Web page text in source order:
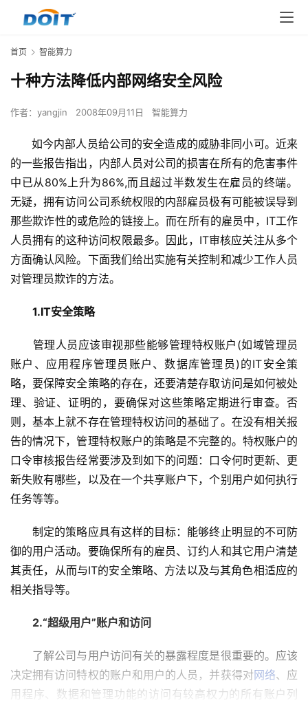
首页 智能算力
十种方法降低内部网络安全风险
作者： yangjin 2008年09月11日 智能算力
如今内部人员给公司的安全造成的威胁非同小可。近来
的一些报告指出，内部人员对公司的损害在所有的危害事件
中已从80%上升为86%,而且超过半数发生在雇员的终端。
无疑，拥有访问公司系统权限的内部雇员极有可能被误导到
那些欺诈性的或危险的链接上。而在所有的雇员中，IT工作
人员拥有的这种访问权限最多。因此，IT审核应关注从多个
方面确认风险。下面我们给出实施有关控制和减少工作人员
对管理员欺诈的方法。
1.IT安全策略
管理人员应该审视那些能够管理特权账户(如域管理员
账户、应用程序管理员账户、数据库管理员)的IT安全策
略，要保障安全策略的存在，还要清楚存取访问是如何被处
理、验证、证明的，要确保对这些策略定期进行审查。否
则，基本上就不存在管理特权访问的基础了。在没有相关报
告的情况下，管理特权账户的策略是不完整的。特权账户的
口令审核报告经常要涉及到如下的问题：口令何时更新、更
新失败有哪些，以及在一个共享账户下，个别用户如何执行
任务等等。
制定的策略应具有这样的目标：能够终止明显的不可防
御的用户活动。要确保所有的雇员、订约人和其它用户清楚
其责任，从而与IT的安全策略、方法以及与其角色相适应的
相关指导等。
2.“超级用户”账户和访问
了解公司与用户访问有关的暴露程度是很重要的。应该
决定拥有访问特权的账户和用户的人员，并获得对网络、应
用程序、数据和管理功能的访问有较高权力的所有账户列